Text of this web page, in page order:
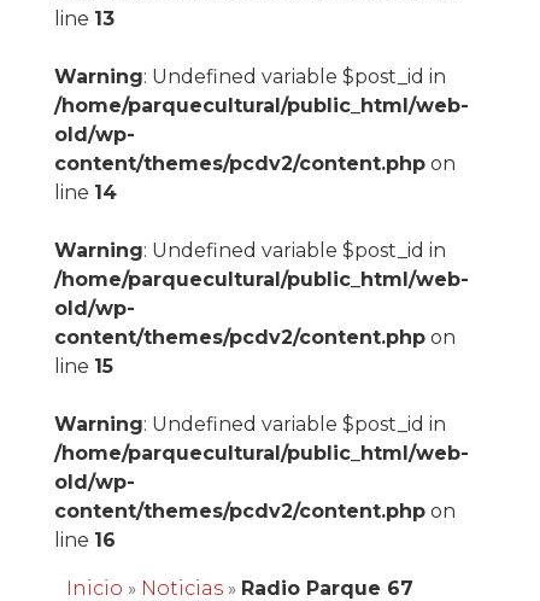
line 13
Warning: Undefined variable $post_id in
/home/parquecultural/public_html/web-
old/wp-
content/themes/pcdv2/content.phpon
line 14
Warning: Undefined variable $post_id in
/home/parquecultural/public_html/web-
old/wp-
content/themes/pcdv2/content.phpon
line 15
Warning: Undefined variable $post_id in
/home/parquecultural/public_html/web-
old/wp-
content/themes/pcdv2/content.phpon
line 16
Inicio » Noticias» Radio Parque 67